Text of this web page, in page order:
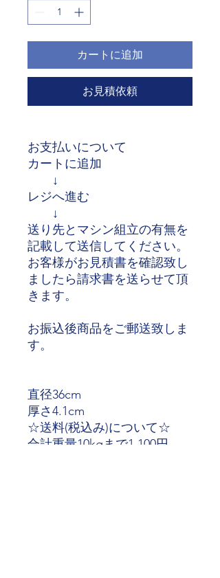
カートに追加
お見積依頼
お支払いについて
カートに追加
↓
レジへ進む
↓
送り先とマシン組立の有無を
記載して送信してください。
お客様がお見積書を確認致し
ましたら請求書を送らせて頂
きます。
お振込後商品をご郵送致しま
す。
直径36cm
厚さ4.1cm
☆送料(税込み)について☆
合計重量10kgまで1,100円、